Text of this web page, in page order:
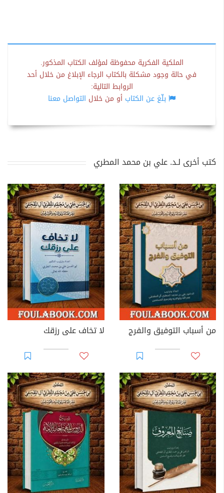
الملكية الفكرية محفوظة لمؤلف الكتاب المذكور.
في حالة وجود مشكلة بالكتاب الرجاء الإبلاغ من خلال أحد
الروابط التالية:
بلّغ عن الكتاب أو من خلال التواصل معنا
كتب أخرى لـد. علي بن محمد المطري
من أسباب التوفيق والفرج لا تخاف على رزقك